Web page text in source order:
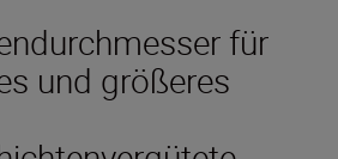
für
und größeres